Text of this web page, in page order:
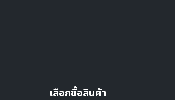
เลือกซื้อสินค้า